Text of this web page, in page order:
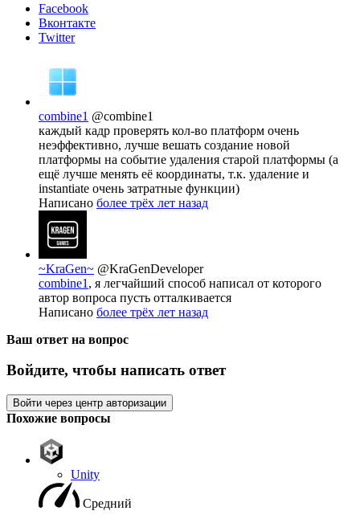
Facebook
Вконтакте
Twitter
combine1 @combine1
каждый кадр проверять кол-во платформ очень
неэффективно, лучше вешать создание новой
платформы на событие удаления старой платформы (а
ещё лучше менять её координаты, т.к. удаление и
instantiate очень затратные функции)
Написано более трёх лет назад
~KraGen~ @KraGenDeveloper
combine1 , я легчайший способ написал от которого
автор вопроса пусть отталкивается
Написано более трёх лет назад
Ваш ответ на вопрос
Войдите, чтобы написать ответ
Войти через центр авторизации
Похожие вопросы
Unity
Средний